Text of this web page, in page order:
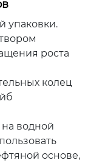
упаковки.
роста
колец
водной
основе,